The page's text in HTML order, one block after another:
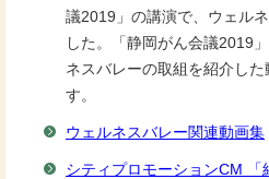
議2019」の講演で、ウェル
した。「静岡がん会議2019
ネスバレーの取組を紹介し
す。
ウェルネスバレー関連動画集
シティプロモーションCM